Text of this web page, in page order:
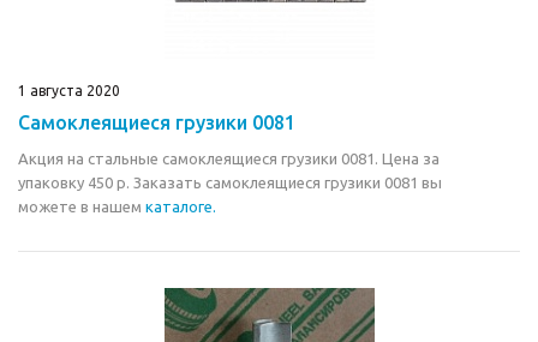
1 августа 2020
Самоклеящиеся грузики 0081
Акция на стальные самоклеящиеся грузики 0081. Цена за
упаковку 450 р. Заказать самоклеящиеся грузики 0081 вы
можете в нашем каталоге.